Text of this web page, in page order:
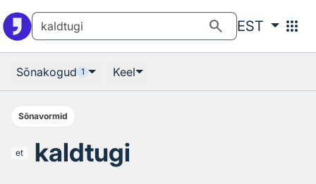
search EST apps
Sõnakogud 1 Keel
Sõnavormid
et kaldtugi